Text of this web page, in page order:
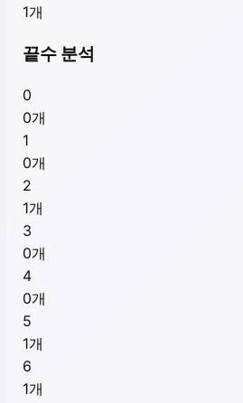
1개
끝수 분석
0
0개
1
0개
2
1개
3
0개
4
0개
5
1개
6
1개